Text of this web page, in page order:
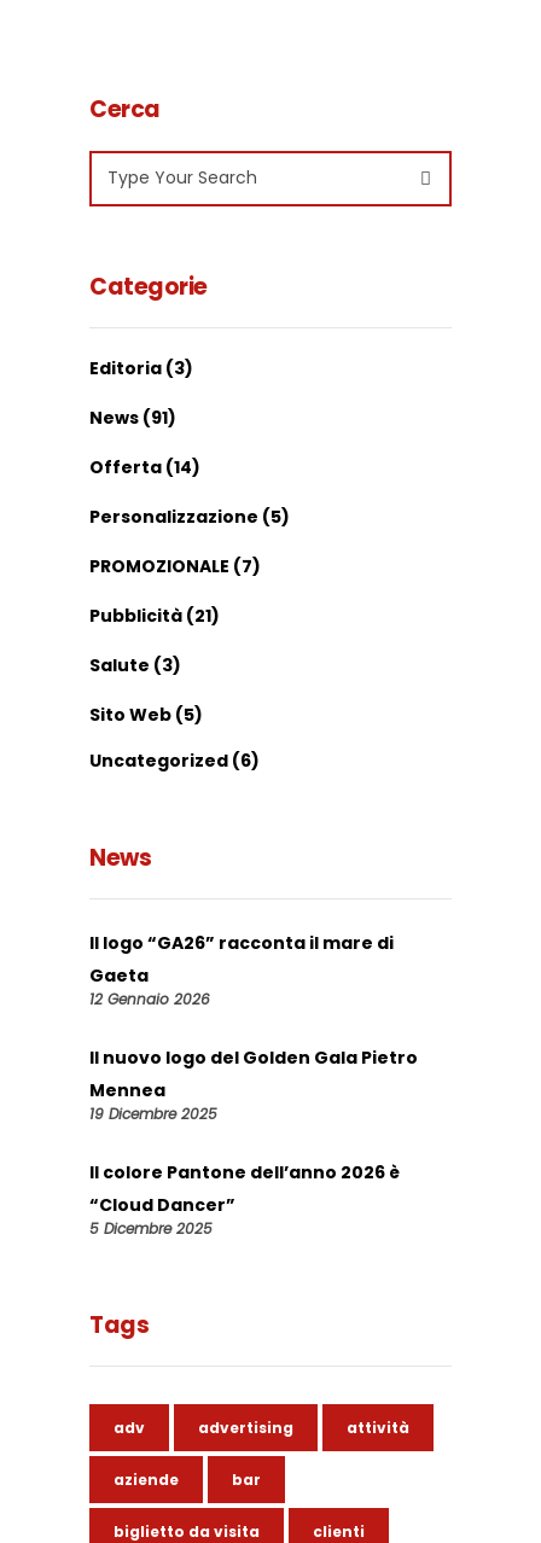
Cerca
Search
for:
Categorie
Editoria (3)
News (91)
Offerta (14)
Personalizzazione (5)
PROMOZIONALE (7)
Pubblicità (21)
Salute (3)
Sito Web (5)
Uncategorized (6)
News
Il logo “GA26” racconta il mare di
Gaeta
12 Gennaio 2026
Il nuovo logo del Golden Gala Pietro
Mennea
19 Dicembre 2025
Il colore Pantone dell’anno 2026 è
“Cloud Dancer”
5 Dicembre 2025
Tags
adv advertising attività
aziende bar
biglietto da visita clienti